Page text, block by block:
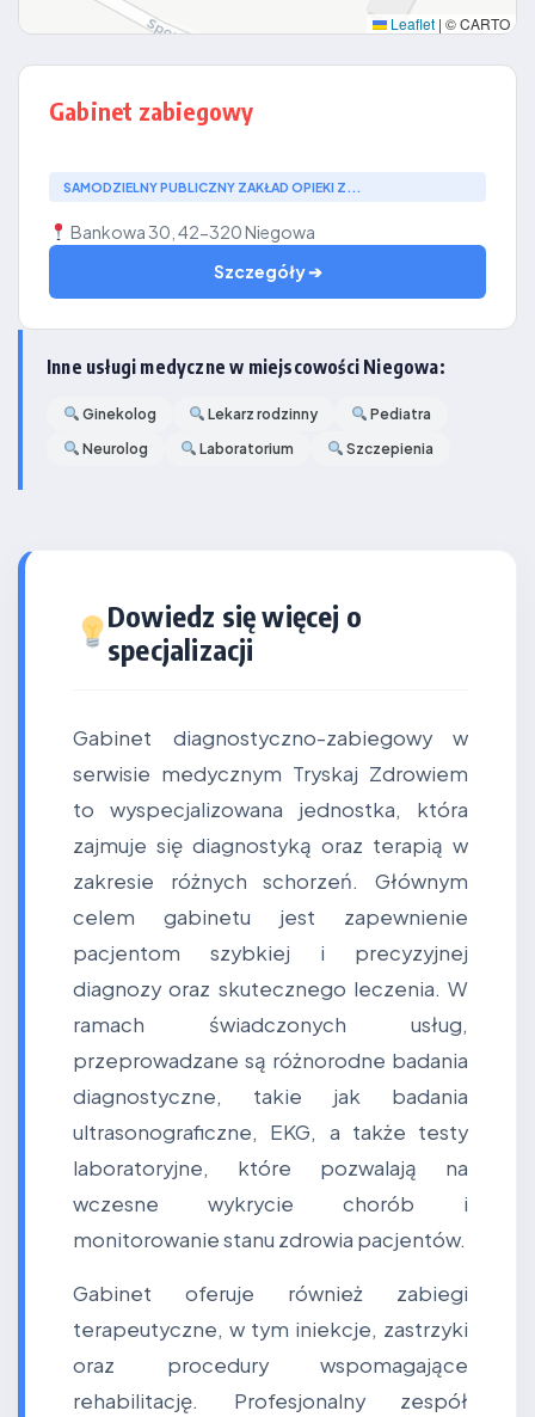
Leaflet | © CARTO
Gabinet zabiegowy
SAMODZIELNY PUBLICZNY ZAKŁAD OPIEKI Z...
Bankowa 30, 42-320 Niegowa
Szczegóły ➔
Inne usługi medyczne w miejscowości Niegowa:
Ginekolog Lekarz rodzinny
Pediatra
Neurolog
Laboratorium Szczepienia
Dowiedz się więcej o
specjalizacji
Gabinet diagnostyczno-zabiegowy w
serwisie medycznym Tryskaj Zdrowiem
to wyspecjalizowana jednostka, która
zajmuje się diagnostyką oraz terapią w
zakresie różnych schorzeń. Głównym
celem gabinetu jest zapewnienie
pacjentom szybkiej i precyzyjnej
diagnozy oraz skutecznego leczenia. W
ramach świadczonych usług,
przeprowadzane są różnorodne badania
diagnostyczne, takie jak badania
ultrasonograficzne, EKG, a także testy
laboratoryjne, które pozwalają na
wczesne wykrycie chorób i
monitorowanie stanu zdrowia pacjentów.
Gabinet oferuje również zabiegi
terapeutyczne, w tym iniekcje, zastrzyki
oraz procedury wspomagające
rehabilitację. Profesjonalny zespół